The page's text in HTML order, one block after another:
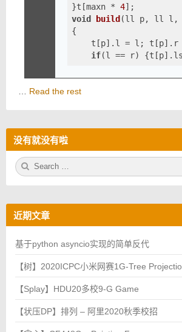
}t[maxn * 4
void
build (ll p, ll l,
{
t[p].l = l; t[p].r
if(l == r)
Read the rest
没有就没有啦
S
e
h
f
r:
近期文章
基于python asyncio实现的简单反代
【树】2020ICPC小米网赛1G-Tree
【Splay】HDU20多校9-G Game
【状压DP】排列 – 阿里2020秋季校招